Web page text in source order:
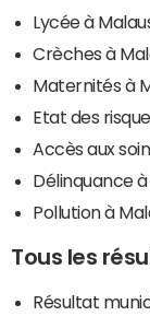
Lycée à
Crèches à
Maternités à
Etat des
Accès aux
Délinquance
Pollution à
Tous les
Résultat